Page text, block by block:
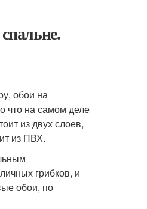
обои на
что на самом деле
из двух слоев,
из ПВХ.
грибков, и
обои, по